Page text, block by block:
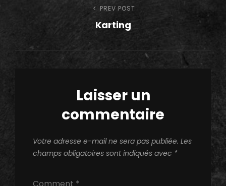
Navigation
l’article
Previous
Post
PREV POST
Karting
Laisser un
commentaire
Votre adresse e-mail ne sera pas publiée. Les
champs obligatoires sont indiqués avec *